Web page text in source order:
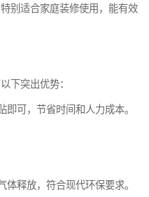
别适合家庭装修使用，能有效
下突出优势：
可，节省时间和人力成本。
释放，符合现代环保要求。